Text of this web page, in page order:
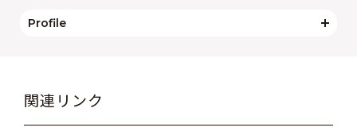
Profile
関連リンク